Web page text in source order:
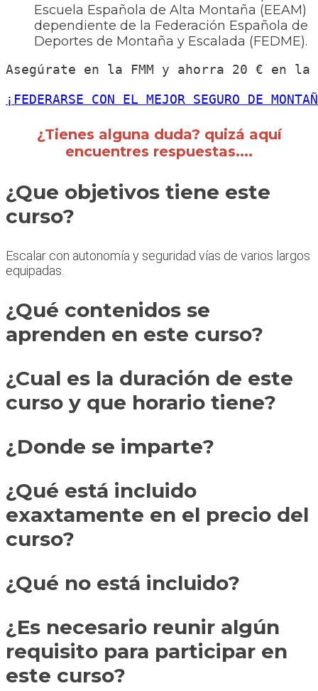
Escuela Española de Alta Montaña (EEAM)
dependiente de la Federación Española de
Deportes de Montaña y Escalada (FEDME).
Asegúrate en la FMM y ahorra 20 € en
¡FEDERARSE CON EL MEJOR SEGURO DE
¿Tienes alguna duda? quizá aquí
encuentres respuestas....
¿Que objetivos tiene este
curso?
Escalar con autonomía y seguridad vías de varios largos
equipadas.
¿Qué contenidos se
aprenden en este curso?
¿Cual es la duración de este
curso y que horario tiene?
¿Donde se imparte?
¿Qué está incluido
exaxtamente en el precio del
curso?
¿Qué no está incluido?
¿Es necesario reunir algún
requisito para participar en
este curso?